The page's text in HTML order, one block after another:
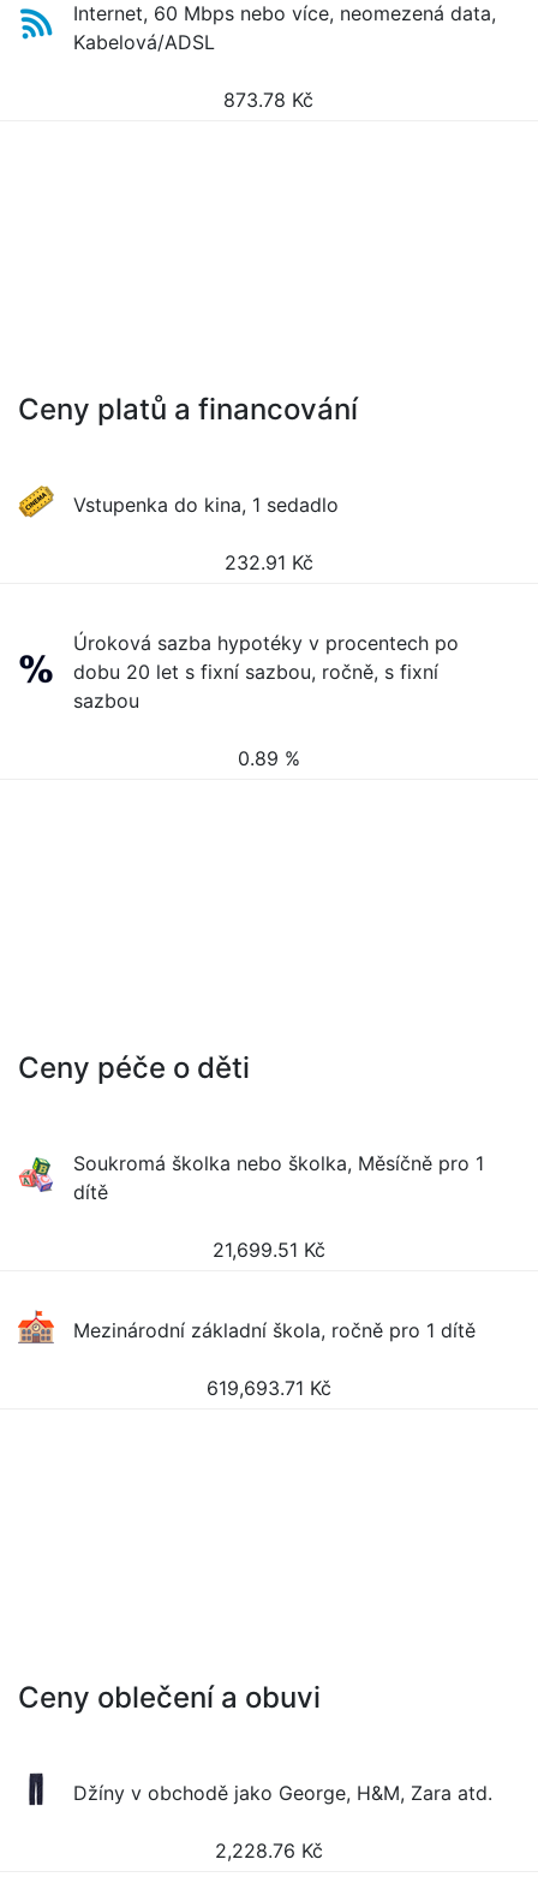
Internet, 60 Mbps nebo více, neomezená data,
Kabelová/ADSL
873.78 Kč
Ceny platů a financování
Vstupenka do kina, 1 sedadlo
232.91 Kč
Úroková sazba hypotéky v procentech po
dobu 20 let s fixní sazbou, ročně, s fixní
sazbou
0.89 %
Ceny péče o děti
Soukromá školka nebo školka, Měsíčně pro 1
dítě
21,699.51 Kč
Mezinárodní základní škola, ročně pro 1 dítě
619,693.71 Kč
Ceny oblečení a obuvi
Džíny v obchodě jako George, H&M, Zara atd.
2,228.76 Kč